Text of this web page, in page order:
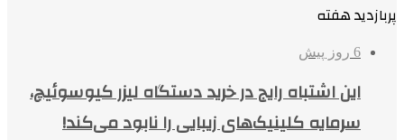
پربازدید هفته
6 روز پیش
این اشتباه رایج در خرید دستگاه لیزر کیوسوئیچ،
سرمایه کلینیک‌های زیبایی را نابود می‌کند!